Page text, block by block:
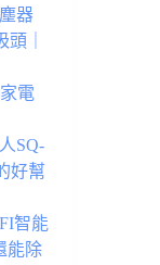
器
｜
電
SQ-
好幫
智能
能除